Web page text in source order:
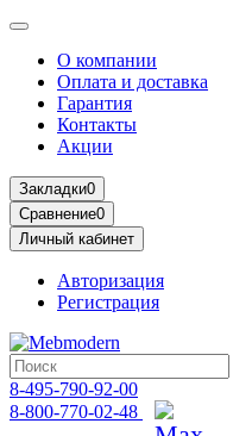
О компании
Оплата и доставка
Гарантия
Контакты
Акции
Закладки0
Сравнение0
Личный кабинет
Авторизация
Регистрация
8-495-790-92-00
8-800-770-02-48